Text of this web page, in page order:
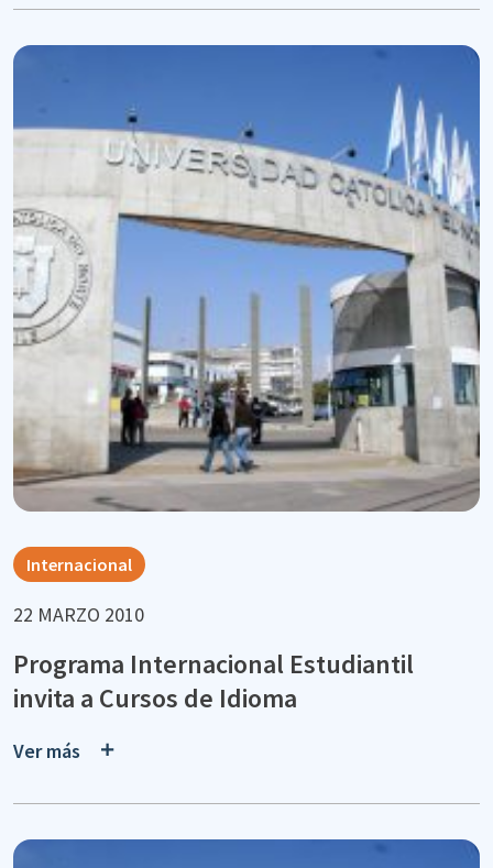
Internacional
22 MARZO 2010
Programa Internacional Estudiantil
invita a Cursos de Idioma
Ver más